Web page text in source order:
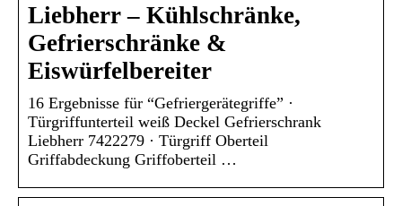
Liebherr – Kühlschränke,
Gefrierschränke &
Eiswürfelbereiter
16 Ergebnisse für “Gefriergerätegriffe” ·
Türgriffunterteil weiß Deckel Gefrierschrank
Liebherr 7422279 · Türgriff Oberteil
Griffabdeckung Griffoberteil …